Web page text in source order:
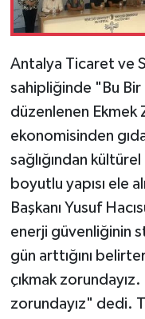
Antalya Ticaret ve
sahipliğinde "Bu
düzenlenen Ekmek
ekonomisinden
sağlığından
boyutlu yapısı ele
Başkanı Yusuf
enerji güvenliğinin
gün arttığını
çıkmak
zorundayız" dedi.